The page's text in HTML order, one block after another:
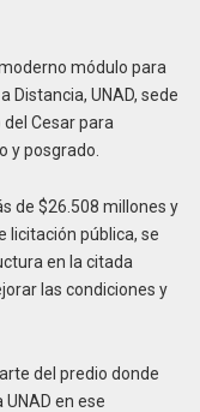
módulo para
Distancia, UNAD, sede
Cesar para
y posgrado.
de $26.508 millones y
licitación pública, se
en la citada
las condiciones y
del predio donde
en ese